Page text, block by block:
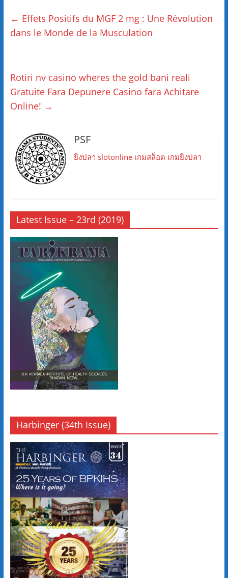
← Effets Positifs du MGF 2 mg : Une Révolution
dans le Monde de la Musculation
Rotiri nv casino wheres the gold bani reali
Gratuite Fara Depunere Casino fara Achitare
Online! →
PSF
ยิงปลา slotonline เกมสล็อต เกมยิงปลา
Latest Issue – 23rd (2019)
Harbinger (34th Issue)